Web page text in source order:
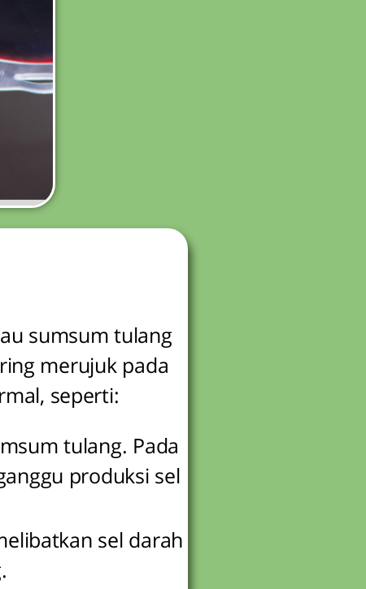
sumsum tulang
merujuk pada
seperti:
tulang. Pada
produksi sel
sel darah